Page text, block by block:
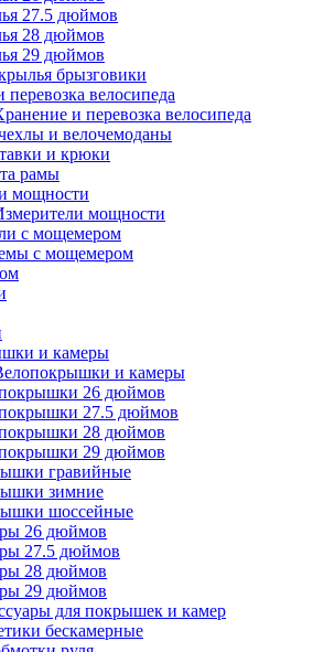
27.5 дюймов
28 дюймов
29 дюймов
брызговики
велосипеда
и перевозка велосипеда
и велочемоданы
и крюки
рамы
мощности
мощности
с мощемером
с мощемером
и камеры
и камеры
26 дюймов
27.5 дюймов
28 дюймов
29 дюймов
гравийные
зимние
шоссейные
26 дюймов
27.5 дюймов
28 дюймов
29 дюймов
для покрышек и камер
бескамерные